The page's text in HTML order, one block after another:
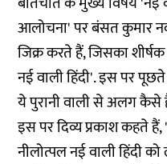
आलोचना' पर बंसत कुमार
जिक्र करते हैं, जिसका
नई वाली हिंदी'. इस पर
ये पुरानी वाली से अलग कैसे
इस पर दिव्य प्रकाश कहते हैं,
नीलोत्पल नई वाली हिंदी